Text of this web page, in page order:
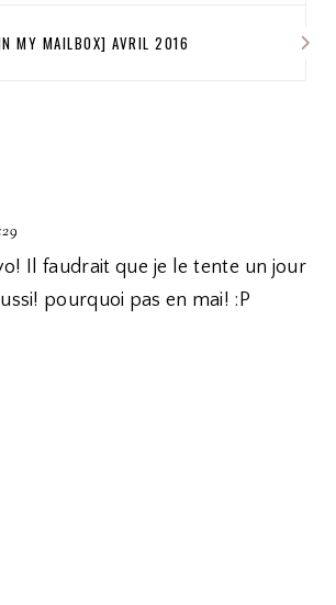
MY MAILBOX] AVRIL 2016
Il faudrait que je le tente un jour
pourquoi pas en mai! :P